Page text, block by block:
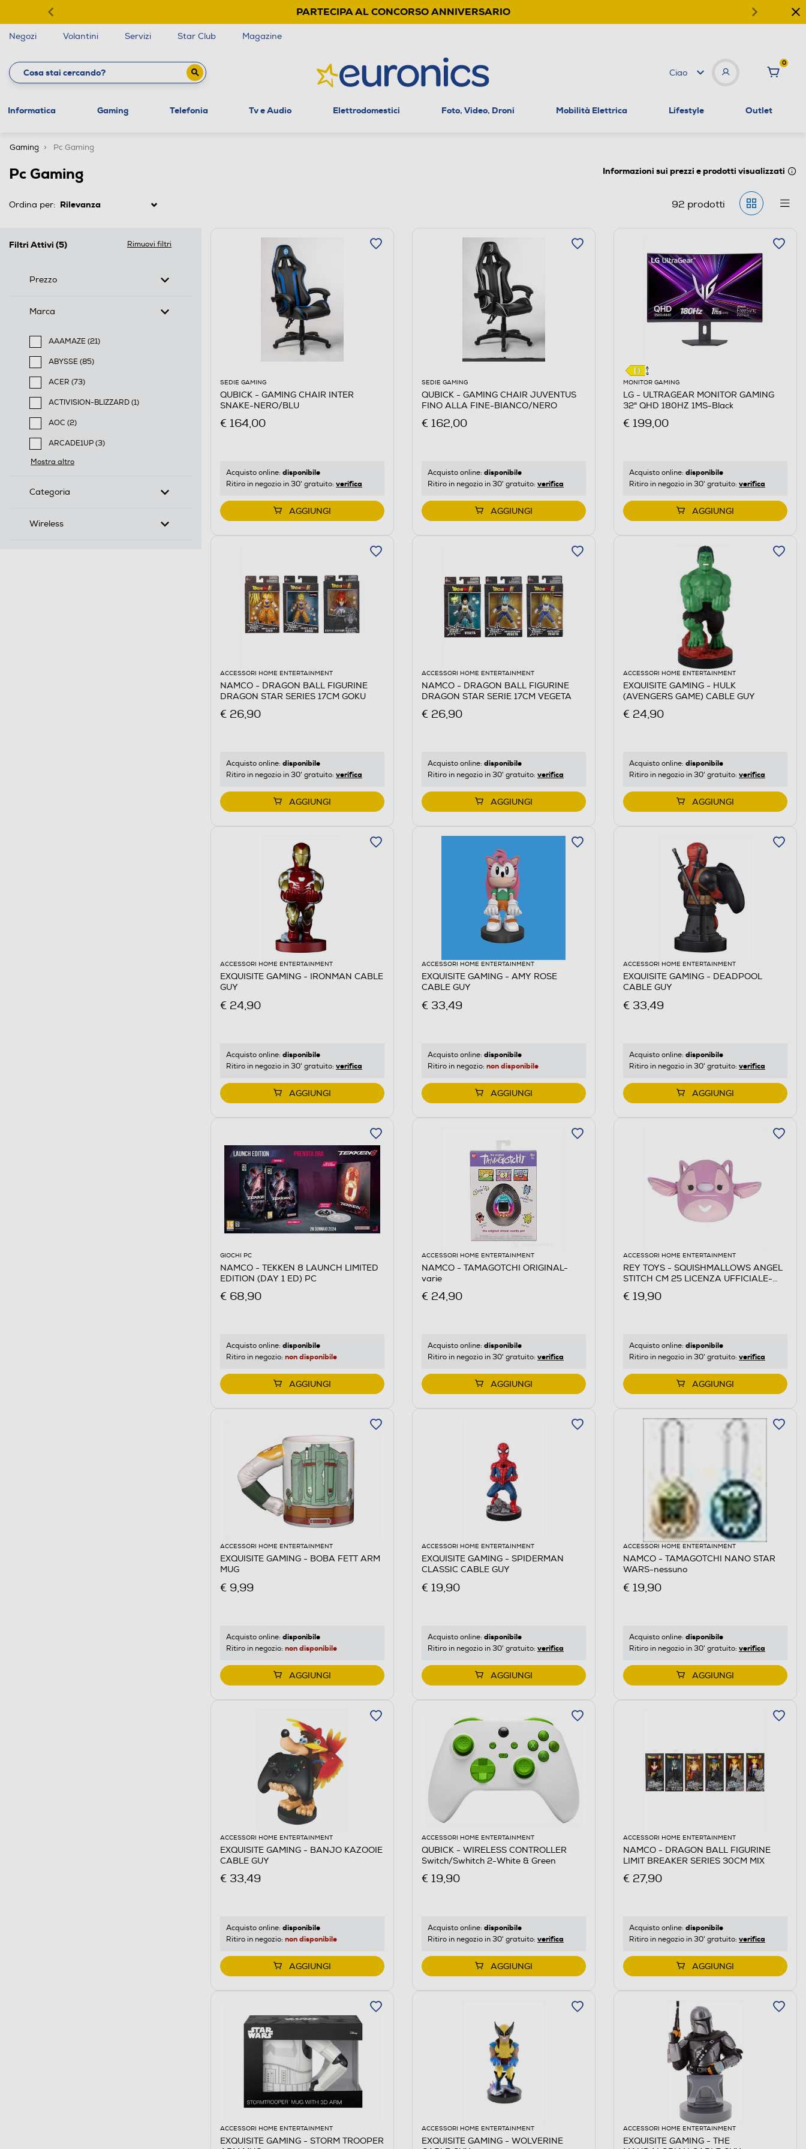
PARTECIPA AL CONCORSO ANNIVERSARIO
Negozi Volantini Servizi Star Club Magazine
Ciao
0
Informatica Gaming Telefonia Tv e Audio Elettrodomestici Foto, Video, Droni Mobilità Elettrica Lifestyle Outlet
Gaming Pc Gaming
Pc Gaming Informazioni sui prezzi e prodotti visualizzati
Ordina per: 92 prodotti
Filtri Attivi (5) Rimuovi filtri
Prezzo
Marca
AAAMAZE (21)
Filtra per Marca: AAAMAZE
ABYSSE (85)
Filtra per Marca: ABYSSE
ACER (73)
Filtra per Marca: ACER
ACTIVISION-BLIZZARD (1)
Filtra per Marca: ACTIVISION-BLIZZARD
AOC (2)
Filtra per Marca: AOC
ARCADE1UP (3)
Filtra per Marca: ARCADE1UP
Mostra altro
Categoria
Wireless
SEDIE GAMING
QUBICK - GAMING CHAIR INTER
SNAKE-NERO/BLU
€ 164,00
Acquisto online: disponibile
Ritiro in negozio in 30' gratuito: verifica
AGGIUNGI
SEDIE GAMING
QUBICK - GAMING CHAIR JUVENTUS
FINO ALLA FINE-BIANCO/NERO
€ 162,00
Acquisto online: disponibile
Ritiro in negozio in 30' gratuito: verifica
AGGIUNGI
MONITOR GAMING
LG - ULTRAGEAR MONITOR GAMING
32" QHD 180HZ 1MS-Black
€ 199,00
Acquisto online: disponibile
Ritiro in negozio in 30' gratuito: verifica
AGGIUNGI
ACCESSORI HOME ENTERTAINMENT
NAMCO - DRAGON BALL FIGURINE
DRAGON STAR SERIES 17CM GOKU
€ 26,90
Acquisto online: disponibile
Ritiro in negozio in 30' gratuito: verifica
AGGIUNGI
ACCESSORI HOME ENTERTAINMENT
NAMCO - DRAGON BALL FIGURINE
DRAGON STAR SERIE 17CM VEGETA
€ 26,90
Acquisto online: disponibile
Ritiro in negozio in 30' gratuito: verifica
AGGIUNGI
ACCESSORI HOME ENTERTAINMENT
EXQUISITE GAMING - HULK
(AVENGERS GAME) CABLE GUY
€ 24,90
Acquisto online: disponibile
Ritiro in negozio in 30' gratuito: verifica
AGGIUNGI
ACCESSORI HOME ENTERTAINMENT
EXQUISITE GAMING - IRONMAN CABLE
GUY
€ 24,90
Acquisto online: disponibile
Ritiro in negozio in 30' gratuito: verifica
AGGIUNGI
ACCESSORI HOME ENTERTAINMENT
EXQUISITE GAMING - AMY ROSE
CABLE GUY
€ 33,49
Acquisto online: disponibile
Ritiro in negozio: non disponibile
AGGIUNGI
ACCESSORI HOME ENTERTAINMENT
EXQUISITE GAMING - DEADPOOL
CABLE GUY
€ 33,49
Acquisto online: disponibile
Ritiro in negozio in 30' gratuito: verifica
AGGIUNGI
GIOCHI PC
NAMCO - TEKKEN 8 LAUNCH LIMITED
EDITION (DAY 1 ED) PC
€ 68,90
Acquisto online: disponibile
Ritiro in negozio: non disponibile
AGGIUNGI
ACCESSORI HOME ENTERTAINMENT
NAMCO - TAMAGOTCHI ORIGINAL-
varie
€ 24,90
Acquisto online: disponibile
Ritiro in negozio in 30' gratuito: verifica
AGGIUNGI
ACCESSORI HOME ENTERTAINMENT
REY TOYS - SQUISHMALLOWS ANGEL
STITCH CM 25 LICENZA UFFICIALE-
€ 19,90
Acquisto online: disponibile
Ritiro in negozio in 30' gratuito: verifica
AGGIUNGI
ACCESSORI HOME ENTERTAINMENT
EXQUISITE GAMING - BOBA FETT ARM
MUG
€ 9,99
Acquisto online: disponibile
Ritiro in negozio: non disponibile
AGGIUNGI
ACCESSORI HOME ENTERTAINMENT
EXQUISITE GAMING - SPIDERMAN
CLASSIC CABLE GUY
€ 19,90
Acquisto online: disponibile
Ritiro in negozio in 30' gratuito: verifica
AGGIUNGI
ACCESSORI HOME ENTERTAINMENT
NAMCO - TAMAGOTCHI NANO STAR
WARS-nessuno
€ 19,90
Acquisto online: disponibile
Ritiro in negozio in 30' gratuito: verifica
AGGIUNGI
ACCESSORI HOME ENTERTAINMENT
EXQUISITE GAMING - BANJO KAZOOIE
CABLE GUY
€ 33,49
Acquisto online: disponibile
Ritiro in negozio: non disponibile
AGGIUNGI
ACCESSORI HOME ENTERTAINMENT
QUBICK - WIRELESS CONTROLLER
Switch/Swhitch 2-White & Green
€ 19,90
Acquisto online: disponibile
Ritiro in negozio in 30' gratuito: verifica
AGGIUNGI
ACCESSORI HOME ENTERTAINMENT
NAMCO - DRAGON BALL FIGURINE
LIMIT BREAKER SERIES 30CM MIX
€ 27,90
Acquisto online: disponibile
Ritiro in negozio in 30' gratuito: verifica
AGGIUNGI
ACCESSORI HOME ENTERTAINMENT
EXQUISITE GAMING - STORM TROOPER
ACCESSORI HOME ENTERTAINMENT
EXQUISITE GAMING - WOLVERINE
ACCESSORI HOME ENTERTAINMENT
EXQUISITE GAMING - THE